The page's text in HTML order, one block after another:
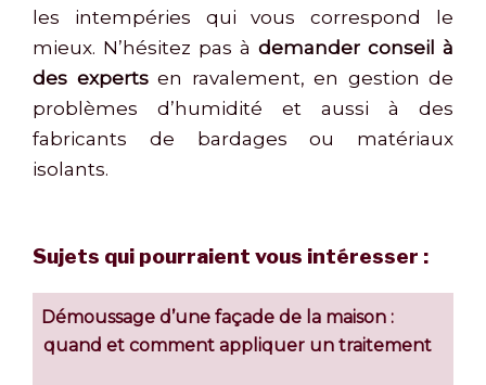
les intempéries qui vous correspond le
mieux. N’hésitez pas à demander conseil à
des expertsen ravalement, en gestion de
problèmes d’humidité et aussi à des
fabricants de bardages ou matériaux
isolants.
Sujets qui pourraient vous intéresser :
Démoussage d’une façade de la maison :
quand et comment appliquer un traitement